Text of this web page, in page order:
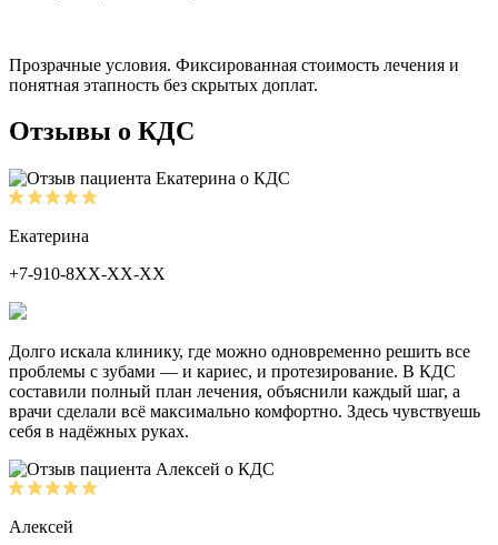
Прозрачные условия. Фиксированная стоимость лечения и
понятная этапность без скрытых доплат.
Отзывы о КДС
Екатерина
+7-910-8ХХ-ХХ-ХХ
Долго искала клинику, где можно одновременно решить все
проблемы с зубами — и кариес, и протезирование. В КДС
составили полный план лечения, объяснили каждый шаг, а
врачи сделали всё максимально комфортно. Здесь чувствуешь
себя в надёжных руках.
Алексей